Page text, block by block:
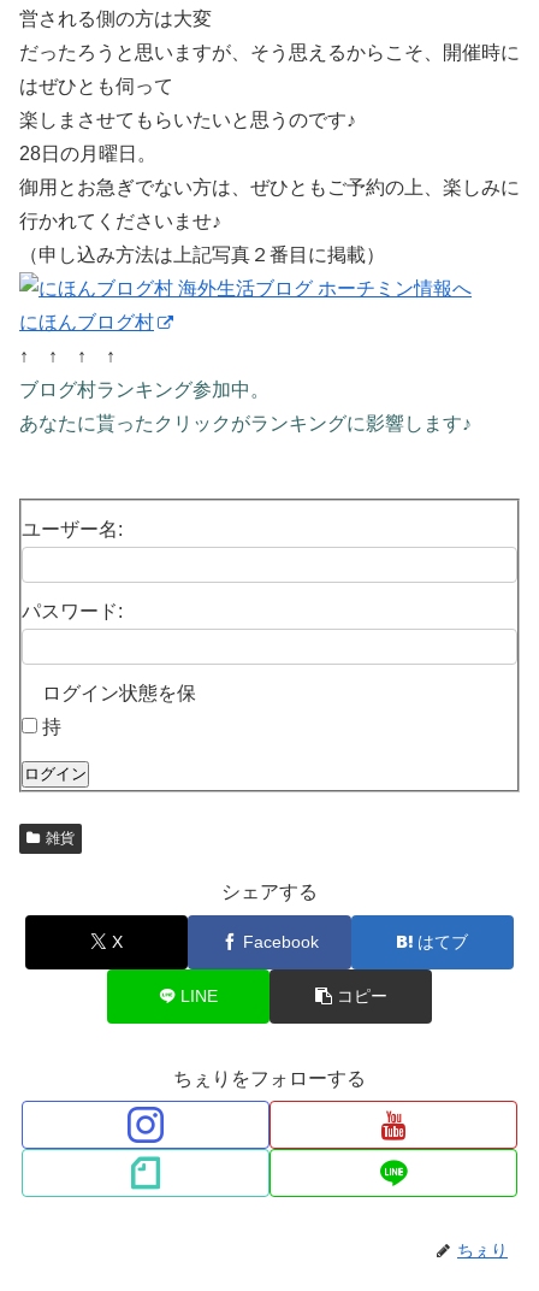
営される側の方は大変
だったろうと思いますが、そう思えるからこそ、開催時に
はぜひとも伺って
楽しまさせてもらいたいと思うのです♪
28日の月曜日。
御用とお急ぎでない方は、ぜひともご予約の上、楽しみに
行かれてくださいませ♪
（申し込み方法は上記写真２番目に掲載）
にほんブログ村
↑ ↑ ↑ ↑
ブログ村ランキング参加中。
あなたに貰ったクリックがランキングに影響します♪
ユーザー名:
パスワード:
ログイン状態を保
持
ログイン
雑貨
シェアする
X Facebook はてブ
LINE コピー
ちぇりをフォローする
ちぇり